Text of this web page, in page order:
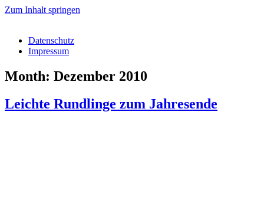
Zum Inhalt springen
Datenschutz
Impressum
Month: Dezember 2010
Leichte Rundlinge zum Jahresende